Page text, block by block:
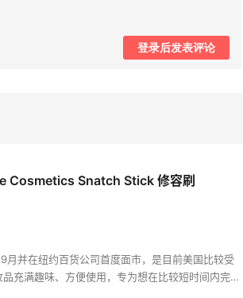
登录后发表评论
Cosmetics Snatch Stick 修容刷
并在纽约百货公司首度面市，是目前美国比较受
充满趣味、方便使用，专为想在比较短时间内完成
08月06日